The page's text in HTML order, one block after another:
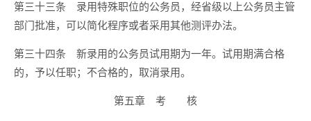
第三十三条
录用特殊职位的公务员，经省级以上公务员主管
部门批准，可以简化程序或者采用其他测评办法。
第三十四条
新录用的公务员试用期为一年。试用期满合格
的，予以任职；不合格的，取消录用。
第五章 考 核